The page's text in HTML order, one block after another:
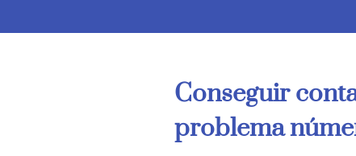
Conseguir
problema